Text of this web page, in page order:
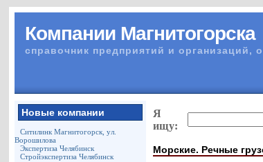
Компании Магнитогорска
справочник предприятий и организаций,
Новые компании
Ситилинк Магнитогорск, ул.
Ворошилова
Экспертиза Челябинск
Стройэкспертиза Челябинск
Я
ищу:
Морские. Речные